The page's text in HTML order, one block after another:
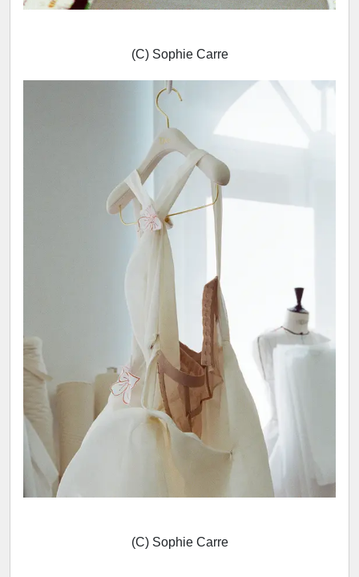
(C) Sophie Carre
(C) Sophie Carre